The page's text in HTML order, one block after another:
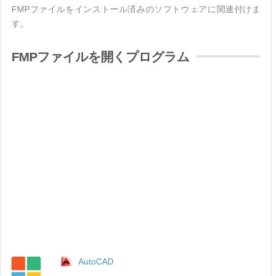
FMPファイルをインストール済みのソフトウェアに関連付けま
す。
FMPファイルを開くプログラム
AutoCAD